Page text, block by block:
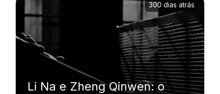
Li Na e Zheng Qinwen: o
300 dias atrás